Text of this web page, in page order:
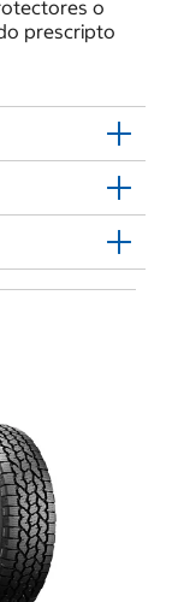
o
prescripto